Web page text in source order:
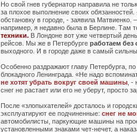
Но свой гнев губернатор направила не
за плохое выполнение своих
обстановку в городе, - заявила Матвиенко.
например, я недавно была в Берлине. Там
техники. В Лондоне вот уже четвертый
рейсов. Мы же в Петербурге работаем без
выходного. И в городе даже в самый
Особенно раздражают главу Петербурга,
блокадного Ленинграда. «Не надо
не хотят убрать вокруг своей машины ,
снег не растает или его не уберут, просто
После «злопыхателей» досталось и
эксплуатируют ее подчиненные: снег не
автомобилисты, паркующие машины на
установленными знаками чет-нечет, а